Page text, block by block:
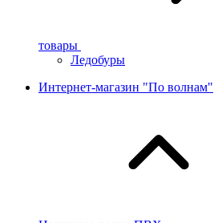
товары
Ледобуры
Интернет-магазин "По волнам"